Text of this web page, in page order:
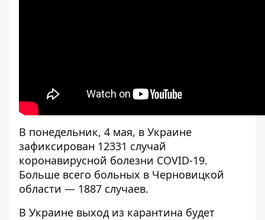
В понедельник, 4 мая, в Украине
зафиксирован 12331 случай
коронавирусной болезни COVID-19.
Больше всего больных в Черновицкой
области — 1887 случаев.
В Украине выход из карантина будет